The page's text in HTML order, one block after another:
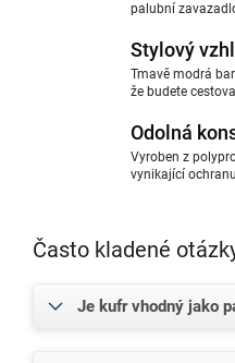
palubní
Stylový
Tmavě modrá
že budete
Odolná
Vyroben z
vynikající
Často kladené
Je kufr vhodný jako